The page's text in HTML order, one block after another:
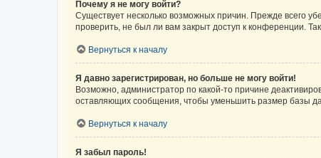
Почему я не могу войти?
Существует несколько возможных причин. Прежде всего
проверить, не был ли вам закрыт доступ к конференции.
Вернуться к началу
Я давно зарегистрирован, но больше не могу войти!
Возможно, администратор по какой-то причине
оставляющих сообщения, чтобы уменьшить размер базы
Вернуться к началу
Я забыл пароль!